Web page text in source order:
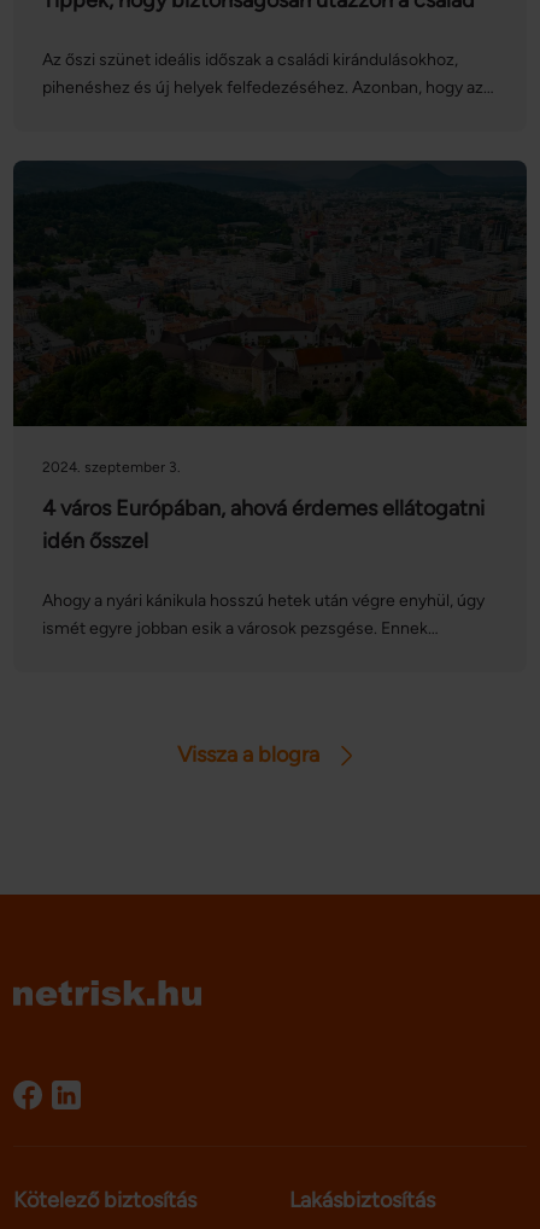
Az őszi szünet ideális időszak a családi kirándulásokhoz,
pihenéshez és új helyek felfedezéséhez. Azonban, hogy az
2024. szeptember 3.
4 város Európában, ahová érdemes ellátogatni
idén ősszel
Ahogy a nyári kánikula hosszú hetek után végre enyhül, úgy
ismét egyre jobban esik a városok pezsgése. Ennek
Vissza a blogra
Kötelező biztosítás
Lakásbiztosítás